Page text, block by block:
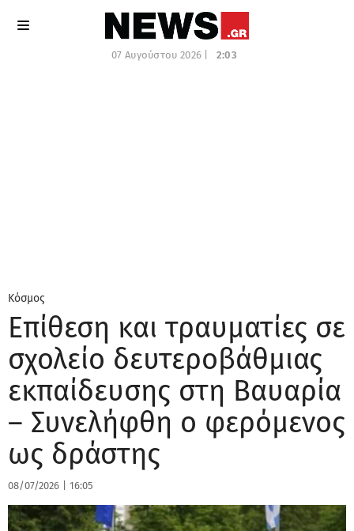
07 Αυγούστου 2026 | 2:03
Κόσμος
Επίθεση και τραυματίες σε
σχολείο δευτεροβάθμιας
εκπαίδευσης στη Βαυαρία
– Συνελήφθη ο φερόμενος
ως δράστης
08/07/2026 16:05